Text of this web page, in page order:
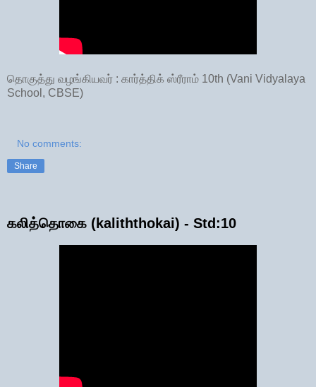
தொகுத்து வழங்கியவர் : கார்த்திக் ஸ்ரீராம் 10th (Vani Vidyalaya
School, CBSE)
No comments:
Share
கலித்தொகை (kaliththokai) - Std:10